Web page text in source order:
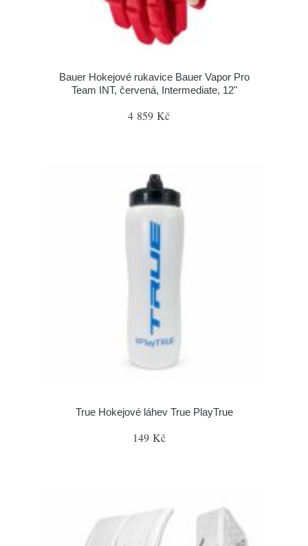
Bauer Hokejové rukavice Bauer Vapor Pro
Team INT, červená, Intermediate, 12"
4 859 Kč
True Hokejové láhev True PlayTrue
149 Kč